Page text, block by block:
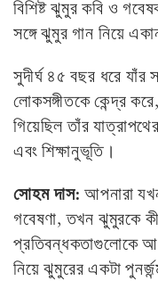
বিশিষ্ট ঝুমুর কবি ও
সঙ্গে ঝুমুর গান নিয়ে
সুদীর্ঘ ৪৫ বছর ধরে
লোকসঙ্গীতকে কেন্দ্র
গিয়েছিল তাঁর
এবং শিক্ষানুভূতি।
সোহম দাস: আপনারা
গবেষণা, তখন ঝুমুরকে
প্রতিবন্ধকতাগুলোকে
নিয়ে ঝুমুরের একটা